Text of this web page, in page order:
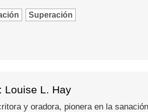
Superación
Louise L. Hay
y oradora, pionera en la